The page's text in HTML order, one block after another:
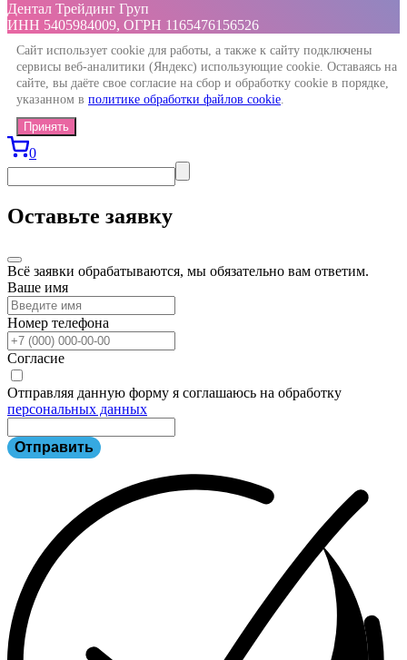
Дентал Трейдинг Груп
ИНН 5405984009, ОГРН 1165476156526
Сайт использует cookie для работы, а также к сайту подключены
сервисы веб-аналитики (Яндекс) использующие cookie. Оставаясь на
сайте, вы даёте свое согласие на сбор и обработку cookie в порядке,
указанном в политике обработки файлов cookie.
Принять
0
Оставьте заявку
Всё заявки обрабатываются, мы обязательно вам ответим.
Ваше имя
Номер телефона
Согласие
Отправляя данную форму я соглашаюсь на обработку
персональных данных
Отправить